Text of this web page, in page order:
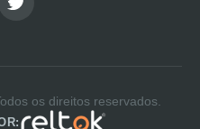
os direitos reservados.